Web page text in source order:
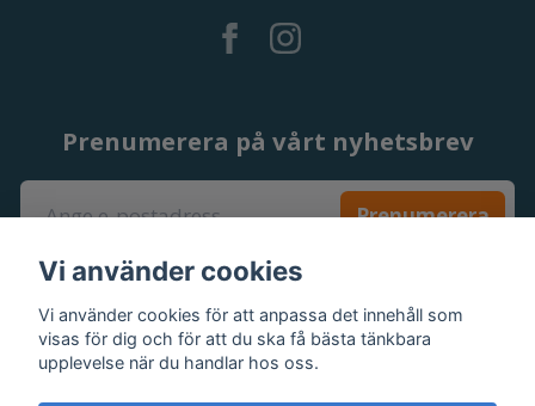
Prenumerera på vårt nyhetsbrev
Prenumerera
Vi använder cookies
Vi använder cookies för att anpassa det innehåll som
visas för dig och för att du ska få bästa tänkbara
upplevelse när du handlar hos oss.